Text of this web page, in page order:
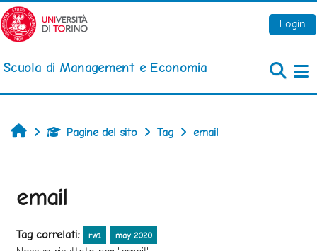
Vai al contenuto principale
Login
Scuola di Management e Economia
HomePagine del sito Tag email
email
Tag correlati: rw1 may 2020